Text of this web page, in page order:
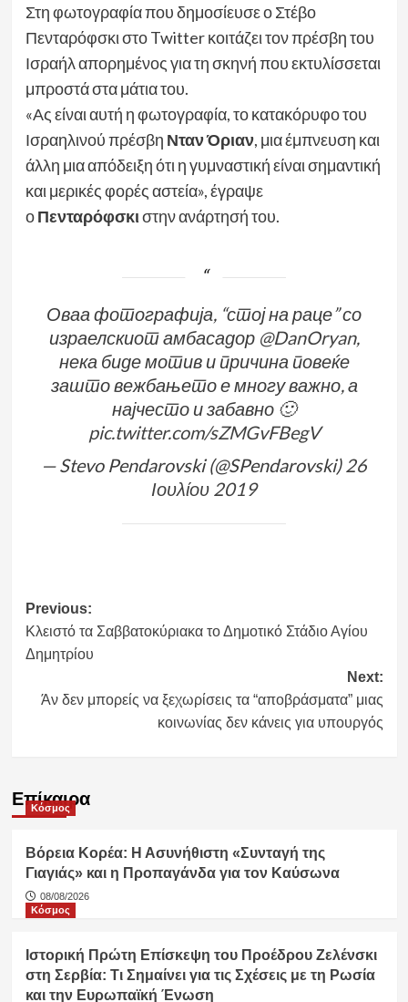
Στη φωτογραφία που δημοσίευσε ο Στέβο
Πενταρόφσκι στο Twitter κοιτάζει τον πρέσβη του
Ισραήλ απορημένος για τη σκηνή που εκτυλίσσεται
μπροστά στα μάτια του.
«Ας είναι αυτή η φωτογραφία, το κατακόρυφο του
Ισραηλινού πρέσβη Νταν Όριαν, μια έμπνευση και
άλλη μια απόδειξη ότι η γυμναστική είναι σημαντική
και μερικές φορές αστεία», έγραψε
οΠενταρόφσκιστην ανάρτησή του.
Оваа фотографија, “стој на раце” со
израелскиот амбасадор @DanOryan,
нека биде мотив и причина повеќе
зашто вежбањето е многу важно, а
најчесто и забавно 🙂
pic.twitter.com/sZMGvFBegV
— Stevo Pendarovski (@SPendarovski) 26
Ιουλίου 2019
Post
navigation
Previous:
Κλειστό τα Σαββατοκύριακα το Δημοτικό Στάδιο Αγίου
Δημητρίου
Next:
Άν δεν μπορείς να ξεχωρίσεις τα “αποβράσματα” μιας
κοινωνίας δεν κάνεις για υπουργός
Επίκαιρα
Κόσμος
Βόρεια Κορέα: Η Ασυνήθιστη «Συνταγή της
Γιαγιάς» και η Προπαγάνδα για τον Καύσωνα
08/08/2026
Κόσμος
Ιστορική Πρώτη Επίσκεψη του Προέδρου Ζελένσκι
στη Σερβία: Τι Σημαίνει για τις Σχέσεις με τη Ρωσία
και την Ευρωπαϊκή Ένωση